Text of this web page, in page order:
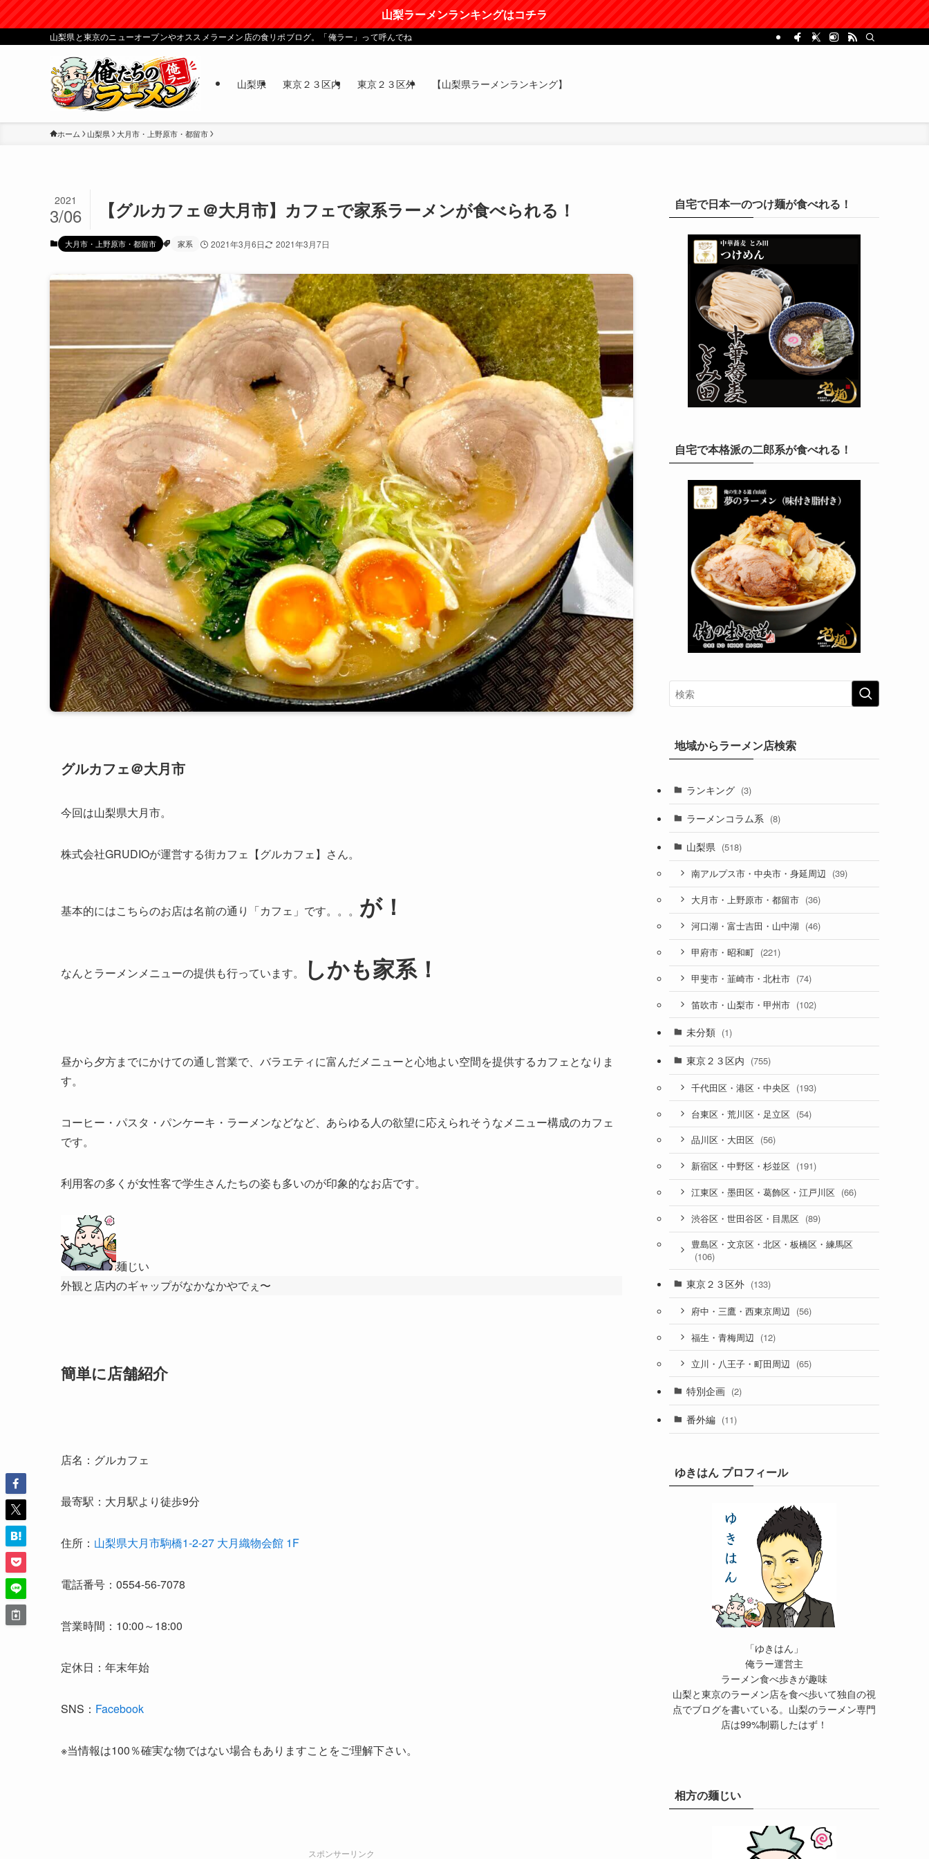
山梨ラーメンランキングはコチラ
山梨県と東京のニューオープンやオススメラーメン店の食リポブログ。「俺ラー」って呼んでね
山梨県 東京２３区内 東京２３区外 【山梨県ラーメンランキング】
ホーム 山梨県 大月市・上野原市・都留市
【グルカフェ＠大月市】カフェで家系ラーメンが食べられる！
2021
3/06
大月市・上野原市・都留市 家系 2021年3月6日 2021年3月7日
グルカフェ＠大月市
今回は山梨県大月市。
株式会社GRUDIOが運営する街カフェ【グルカフェ】さん。
基本的にはこちらのお店は名前の通り「カフェ」です。。。 が！
なんとラーメンメニューの提供も行っています。 しかも家系！
昼から夕方までにかけての通し営業で、バラエティに富んだメニューと心地よい空間を提供するカフェとなりま
す。
コーヒー・パスタ・パンケーキ・ラーメンなどなど、あらゆる人の欲望に応えられそうなメニュー構成のカフェ
です。
利用客の多くが女性客で学生さんたちの姿も多いのが印象的なお店です。
麺じい
外観と店内のギャップがなかなかやでぇ〜
簡単に店舗紹介
店名：グルカフェ
最寄駅：大月駅より徒歩9分
住所： 山梨県大月市駒橋1-2-27 大月織物会館 1F
電話番号：0554-56-7078
営業時間：10:00～18:00
定休日：年末年始
SNS： Facebook
※当情報は100％確実な物ではない場合もありますことをご理解下さい。
スポンサーリンク
自宅で日本一のつけ麺が食べれる！
自宅で本格派の二郎系が食べれる！
地域からラーメン店検索
ランキング (3)
ラーメンコラム系 (8)
山梨県 (518)
南アルプス市・中央市・身延周辺 (39)
大月市・上野原市・都留市 (36)
河口湖・富士吉田・山中湖 (46)
甲府市・昭和町 (221)
甲斐市・韮崎市・北杜市 (74)
笛吹市・山梨市・甲州市 (102)
未分類 (1)
東京２３区内 (755)
千代田区・港区・中央区 (193)
台東区・荒川区・足立区 (54)
品川区・大田区 (56)
新宿区・中野区・杉並区 (191)
江東区・墨田区・葛飾区・江戸川区 (66)
渋谷区・世田谷区・目黒区 (89)
豊島区・文京区・北区・板橋区・練馬区
(106)
東京２３区外 (133)
府中・三鷹・西東京周辺 (56)
福生・青梅周辺 (12)
立川・八王子・町田周辺 (65)
特別企画 (2)
番外編 (11)
ゆきはん プロフィール
「ゆきはん」
俺ラー運営主
ラーメン食べ歩きが趣味
山梨と東京のラーメン店を食べ歩いて独自の視
点でブログを書いている。山梨のラーメン専門
店は99%制覇したはず！
相方の麺じい